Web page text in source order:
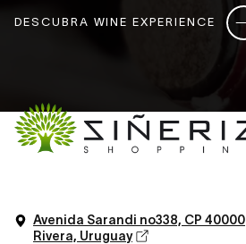
DESCUBRA WINE EXPERIENCE
Avenida Sarandi no338, CP 40000
Rivera, Uruguay